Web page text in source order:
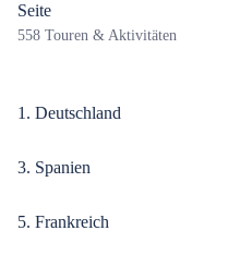
Seite
558 Touren & Aktivitäten
1. Deutschland
3. Spanien
5. Frankreich